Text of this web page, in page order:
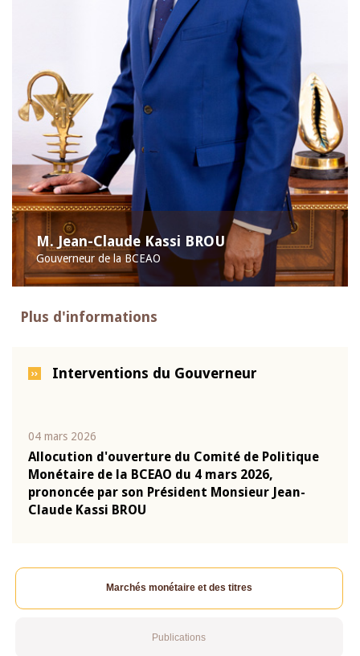
M. Jean-Claude Kassi BROU
Gouverneur de la BCEAO
Plus d'informations
Interventions du Gouverneur
04 mars 2026
Allocution d'ouverture du Comité de Politique
Monétaire de la BCEAO du 4 mars 2026,
prononcée par son Président Monsieur Jean-
Claude Kassi BROU
Marchés monétaire et des titres
Publications